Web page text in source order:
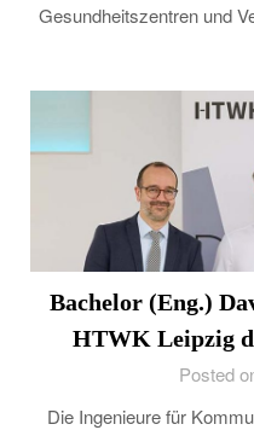
Gesundheitszentren und
Bachelor (Eng.)
HTWK Leipzig
Posted
Die Ingenieure für